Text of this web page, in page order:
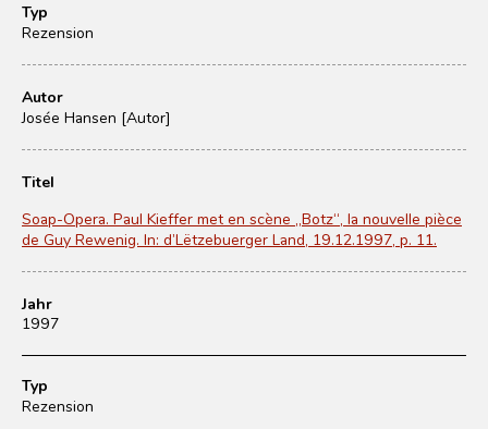
Typ
Rezension
Autor
Josée Hansen [Autor]
Titel
Soap-Opera. Paul Kieffer met en scène „Botz“, la nouvelle pièce
de Guy Rewenig. In: d’Lëtzebuerger Land, 19.12.1997, p. 11.
Jahr
1997
Typ
Rezension